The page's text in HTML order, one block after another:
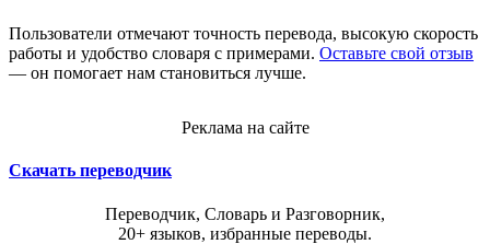
Пользователи отмечают точность перевода, высокую скорость
работы и удобство словаря с примерами. Оставьте свой отзыв
— он помогает нам становиться лучше.
Реклама на сайте
Скачать переводчик
Переводчик, Словарь и Разговорник,
20+ языков, избранные переводы.